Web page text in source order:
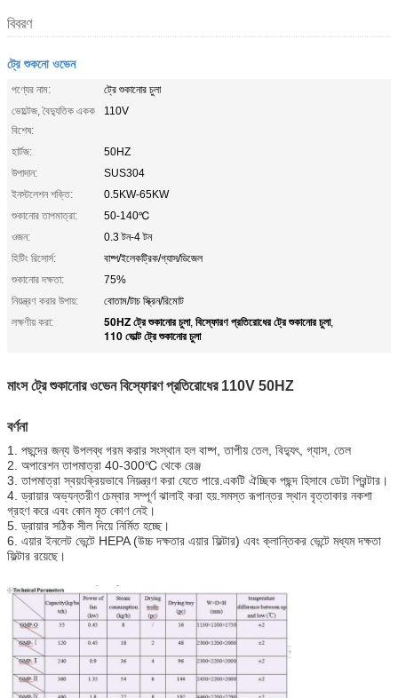
বিবরণ
ট্রে শুকনো ওভেন
পণ্যের নাম:
ট্রে শুকানোর চুলা
ভোল্টেজ, বৈদ্যুতিক একক
বিশেষ:
110V
হার্টজ:
50HZ
উপাদান:
SUS304
ইনস্টলেশন শক্তি:
0.5KW-65KW
শুকানোর তাপমাত্রা:
50-140℃
ওজন:
0.3 টন-4 টন
হিটিং রিসোর্স:
বাষ্প/ইলেকট্রিক/গ্যাস/ডিজেল
শুকানোর দক্ষতা:
75%
নিয়ন্ত্রণ করার উপায়:
বোতাম/টাচ স্ক্রিন/রিমোট
লক্ষণীয় করা:
50HZ ট্রে শুকানোর চুলা, বিস্ফোরণ প্রতিরোধের ট্রে শুকানোর চুলা,
110 ভোল্ট ট্রে শুকানোর চুলা
মাংস ট্রে শুকানোর ওভেন বিস্ফোরণ প্রতিরোধের 110V 50HZ
বর্ণনা
1. পছন্দের জন্য উপলব্ধ গরম করার সংস্থান হল বাষ্প, তাপীয় তেল, বিদ্যুৎ, গ্যাস, তেল
2. অপারেশন তাপমাত্রা 40-300℃ থেকে রেঞ্জ
3. তাপমাত্রা স্বয়ংক্রিয়ভাবে নিয়ন্ত্রণ করা যেতে পারে.একটি ঐচ্ছিক পছন্দ হিসাবে ডেটা প্রিন্টার।
4. ড্রায়ার অভ্যন্তরীণ চেম্বার সম্পূর্ণ ঝালাই করা হয়.সমস্ত রূপান্তর স্থান বৃত্তাকার নকশা
গ্রহণ করে এবং কোন মৃত কোণ নেই।
5. ড্রায়ার সঠিক সীল দিয়ে নির্মিত হচ্ছে।
6. এয়ার ইনলেট ভেন্টে HEPA (উচ্চ দক্ষতার এয়ার ফিল্টার) এবং ক্লান্তিকর ভেন্টে মধ্যম দক্ষতা
ফিল্টার রয়েছে।